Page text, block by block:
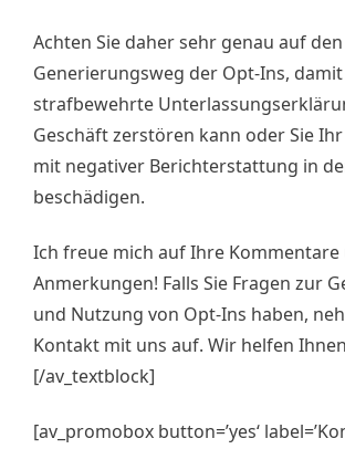
Achten Sie daher sehr genau auf den
Generierungsweg der Opt-Ins,
strafbewehrte
Geschäft zerstören kann oder Sie
mit negativer Berichterstattung in
beschädigen.
Ich freue mich auf Ihre Kommentare
Anmerkungen! Falls Sie Fragen zur
und Nutzung von Opt-Ins haben,
Kontakt mit uns auf. Wir helfen
[/av_textblock]
[av_promobox button=’yes‘